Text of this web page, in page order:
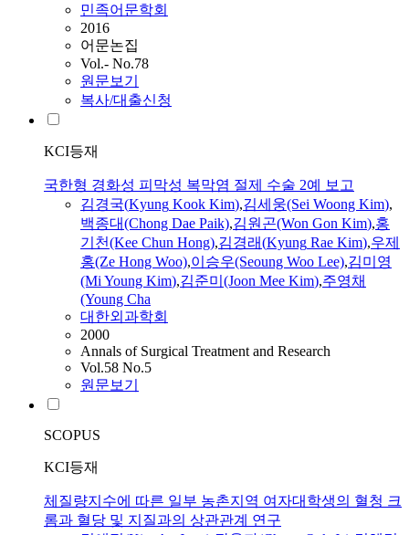
민족어문학회
2016
어문논집
Vol.- No.78
원문보기
복사/대출신청
KCI등재
국한형 경화성 피막성 복막염 절제 수술 2예 보고
김경국(Kyung Kook Kim),김세웅(Sei Woong Kim),
백종대(Chong Dae Paik),김원곤(Won Gon Kim),홍
기천(Kee Chun Hong),김경래(Kyung Rae Kim),우제
홍(Ze Hong Woo),이승우(Seoung Woo Lee),김미영
(Mi Young Kim),김준미(Joon Mee Kim),주영채
(Young Cha
대한외과학회
2000
Annals of Surgical Treatment and Research
Vol.58 No.5
원문보기
SCOPUS
KCI등재
체질량지수에 따른 일부 농촌지역 여자대학생의 혈청 크
롬과 혈당 및 지질과의 상관관계 연구